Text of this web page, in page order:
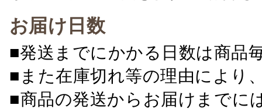
お届け日数
■発送までにかかる日数は商品
■また在庫切れ等の理由により
■商品の発送からお届けまでに